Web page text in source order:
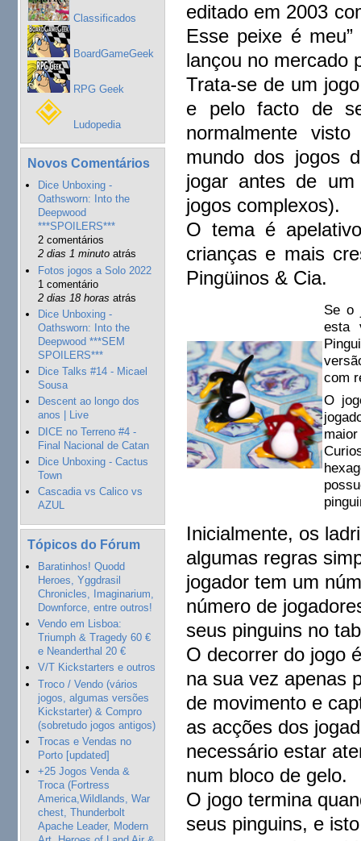
Classificados
BoardGameGeek
RPG Geek
Ludopedia
Novos Comentários
Dice Unboxing -
Oathsworn: Into the
Deepwood
***SPOILERS***
2 comentários
2 dias 1 minutoatrás
Fotos jogos a Solo 2022
1 comentário
2 dias 18 horas atrás
Dice Unboxing -
Oathsworn: Into the
Deepwood ***SEM
SPOILERS***
Dice Talks #14 - Micael
Sousa
Descent ao longo dos
anos | Live
DICE no Terreno #4 -
Final Nacional de Catan
Dice Unboxing - Cactus
Town
Cascadia vs Calico vs
AZUL
Tópicos do Fórum
Baratinhos! Quodd
Heroes, Yggdrasil
Chronicles, Imaginarium,
Downforce, entre outros!
Vendo em Lisboa:
Triumph & Tragedy 60 €
e Neanderthal 20 €
V/T Kickstarters e outros
Troco / Vendo (vários
jogos, algumas versões
Kickstarter) & Compro
(sobretudo jogos antigos)
Trocas e Vendas no
Porto [updated]
+25 Jogos Venda &
Troca (Fortress
America,Wildlands, War
chest, Thunderbolt
Apache Leader, Modern
editado em 2003
Esse peixe é
lançou no mercado
Trata-se de um
e pelo facto de
normalmente
mundo dos jogos
jogar antes de
jogos complexos).
O tema é
crianças e mais
Pingüinos & Cia.
Se o
esta
com
O
Inicialmente, os
algumas regras
jogador tem um
número de
seus pinguins no
O decorrer do jogo
na sua vez apenas
de movimento e
as acções dos
necessário estar
num bloco de gelo.
O jogo termina
seus pinguins, e